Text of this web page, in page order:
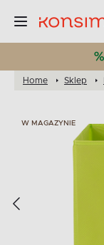
Home Sklep
W MAGAZYNIE